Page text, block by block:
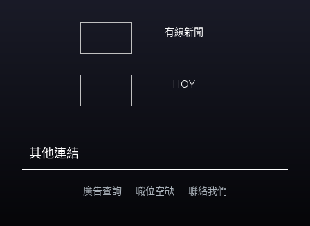
有線新聞
HOY
其他連結
廣告查詢 職位空缺 聯絡我們